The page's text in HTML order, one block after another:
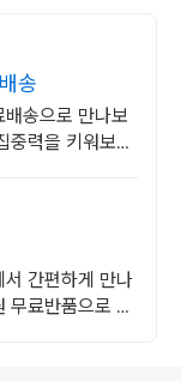
송
송으로 만나보
중력을 키워보세
간편하게 만나
무료반품으로 안